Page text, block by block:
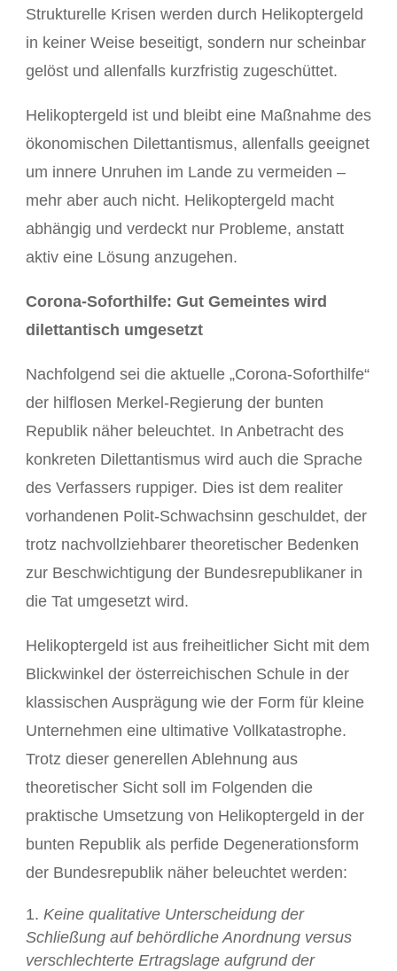
Strukturelle Krisen werden durch Helikoptergeld
in keiner Weise beseitigt, sondern nur scheinbar
gelöst und allenfalls kurzfristig zugeschüttet.
Helikoptergeld ist und bleibt eine Maßnahme des
ökonomischen Dilettantismus, allenfalls geeignet
um innere Unruhen im Lande zu vermeiden –
mehr aber auch nicht. Helikoptergeld macht
abhängig und verdeckt nur Probleme, anstatt
aktiv eine Lösung anzugehen.
Corona-Soforthilfe: Gut Gemeintes wird
dilettantisch umgesetzt
Nachfolgend sei die aktuelle „Corona-Soforthilfe“
der hilflosen Merkel-Regierung der bunten
Republik näher beleuchtet. In Anbetracht des
konkreten Dilettantismus wird auch die Sprache
des Verfassers ruppiger. Dies ist dem realiter
vorhandenen Polit-Schwachsinn geschuldet, der
trotz nachvollziehbarer theoretischer Bedenken
zur Beschwichtigung der Bundesrepublikaner in
die Tat umgesetzt wird.
Helikoptergeld ist aus freiheitlicher Sicht mit dem
Blickwinkel der österreichischen Schule in der
klassischen Ausprägung wie der Form für kleine
Unternehmen eine ultimative Vollkatastrophe.
Trotz dieser generellen Ablehnung aus
theoretischer Sicht soll im Folgenden die
praktische Umsetzung von Helikoptergeld in der
bunten Republik als perfide Degenerationsform
der Bundesrepublik näher beleuchtet werden:
Keine qualitative Unterscheidung der
Schließung auf behördliche Anordnung versus
verschlechterte Ertragslage aufgrund der